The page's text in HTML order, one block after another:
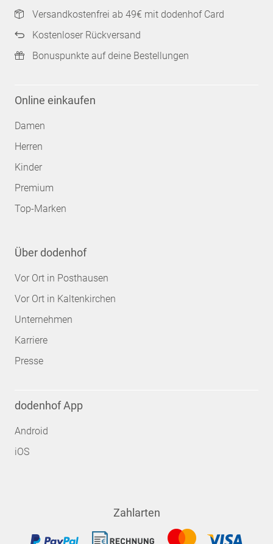
Versandkostenfrei ab 49€ mit dodenhof Card
Kostenloser Rückversand
Bonuspunkte auf deine Bestellungen
Online einkaufen
Damen
Herren
Kinder
Premium
Top-Marken
Über dodenhof
Vor Ort in Posthausen
Vor Ort in Kaltenkirchen
Unternehmen
Karriere
Presse
dodenhof App
Android
iOS
Zahlarten